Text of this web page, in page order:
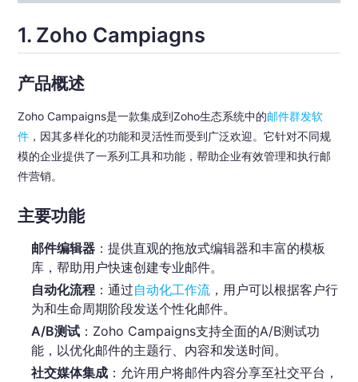
1. Zoho Campiagns
产品概述
Zoho Campaigns是一款集成到Zoho生态系统中的邮件群发软
件 ，因其多样化的功能和灵活性而受到广泛欢迎。它针对不同规
模的企业提供了一系列工具和功能，帮助企业有效管理和执行邮
件营销。
主要功能
邮件编辑器：提供直观的拖放式编辑器和丰富的模板
库，帮助用户快速创建专业邮件。
自动化流程：通过自动化工作流，用户可以根据客户行
为和生命周期阶段发送个性化邮件。
A/B测试：Zoho Campaigns支持全面的A/B测试功
能，以优化邮件的主题行、内容和发送时间。
社交媒体集成：允许用户将邮件内容分享至社交平台，